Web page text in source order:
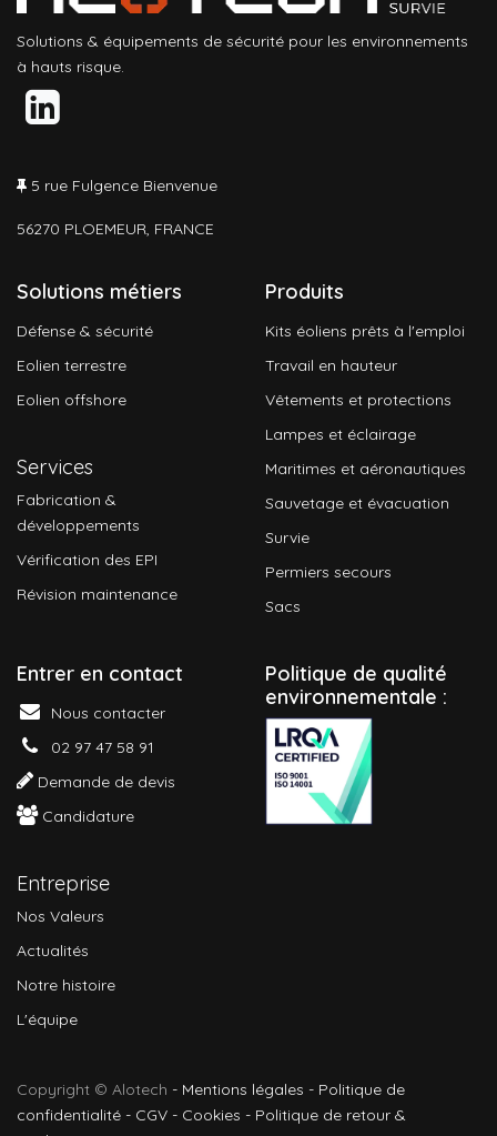
Solutions & équipements de sécurité pour les environnements
à hauts risque.
5 rue Fulgence Bienvenue
56270 PLOEMEUR, FRANCE
Solutions métiers
Défense & sécurité
Eolien terrestre
Eolien offshore
Services
Fabrication &
développements
Vérification des EPI
Révision maintenance
Produits
Kits éoliens prêts à l'emploi
Travail en hauteur
Vêtements et protections
Lampes et éclairage
Maritimes et aéronautiques
Sauvetage et évacuation
Survie
Permiers secours
Sacs
Entrer en contact
Nous contacter
02 97 47 58 91
Demande de devis
Candidature
Entreprise
Nos Valeurs
Actualités
Notre histoire
L'équipe
Politique de qualité
environnementale :
Copyright © Alotech - Mentions légales - Politique de
confidentialité - CGV - Cookies - Politique de retour &